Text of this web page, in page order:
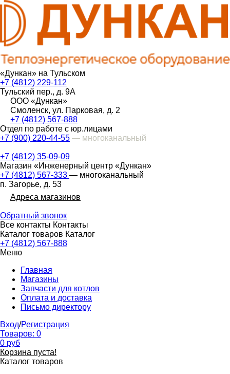
«Дункан» на Тульском
+7 (4812) 229-112
Тульский пер., д. 9А
ООО «Дункан»
Смоленск, ул. Парковая, д. 2
+7 (4812) 567-888
Отдел по работе с юр.лицами
+7 (900) 220-44-55 — многоканальный
+7 (4812) 35-09-09
Магазин «Инженерный центр «Дункан»
+7 (4812) 567-333 — многоканальный
п. Загорье, д. 53
Адреса магазинов
Обратный звонок
Все контакты Контакты
Каталог товаров Каталог
+7 (4812) 567-888
Меню
Главная
Магазины
Запчасти для котлов
Оплата и доставка
Письмо директору
Вход/Регистрация
Товаров: 0
0 руб
Корзина пуста!
Каталог товаров